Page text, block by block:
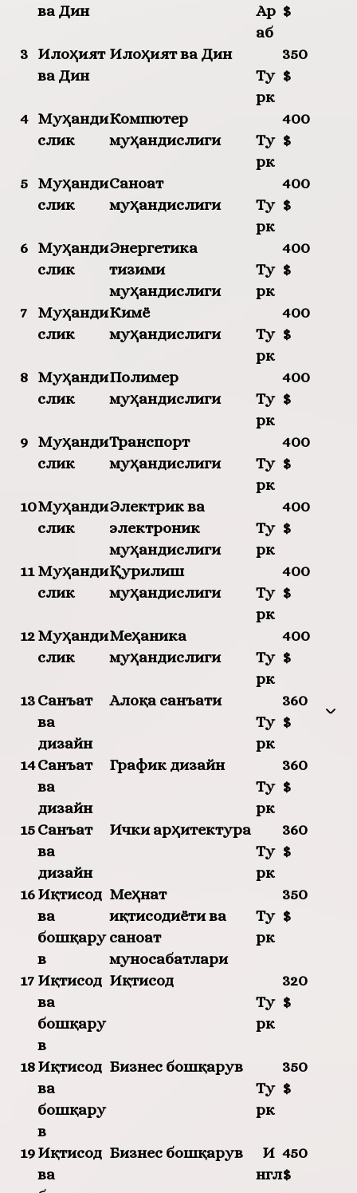
ва Дин
Ар
аб
$
3 Илоҳият
ва Дин
Илоҳият ва Дин
Ту
рк
350
$
4 Муҳанди
слик
Компютер
муҳандислиги
Ту
рк
400
$
5 Муҳанди
слик
Саноат
муҳандислиги
Ту
рк
400
$
6 Муҳанди
слик
Энергетика
тизими
муҳандислиги
Ту
рк
400
$
7
Муҳанди
слик
Кимё
муҳандислиги
Ту
рк
400
$
8 Муҳанди
слик
Полимер
муҳандислиги
Ту
рк
400
$
9 Муҳанди
слик
Транспорт
муҳандислиги
Ту
рк
400
$
10Муҳанди
слик
Электрик ва
электроник
муҳандислиги
Ту
рк
400
$
11 Муҳанди
слик
Қурилиш
муҳандислиги
Ту
рк
400
$
12Муҳанди
слик
Меҳаника
муҳандислиги
Ту
рк
400
$
13Санъат
ва
дизайн
Алоқа санъати
Ту
рк
360
$
14Санъат
ва
дизайн
График дизайн
Ту
рк
360
$
15Санъат
ва
дизайн
Ички арҳитектура
Ту
рк
360
$
16Иқтисод
ва
бошқару
в
Меҳнат
иқтисодиёти ва
саноат
муносабатлари
Ту
рк
350
$
17 Иқтисод
ва
бошқару
в
Иқтисод
Ту
рк
320
$
18Иқтисод
ва
бошқару
в
Бизнес бошқарув
Ту
рк
350
$
19Иқтисод
ва
Бизнес бошқарув
И
нгл
450
$